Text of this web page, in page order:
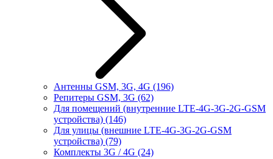
Антенны GSM, 3G, 4G (196)
Репитеры GSM, 3G (62)
Для помещений (внутренние LTE-4G-3G-2G-GSM
устройства) (146)
Для улицы (внешние LTE-4G-3G-2G-GSM
устройства) (79)
Комплекты 3G / 4G (24)